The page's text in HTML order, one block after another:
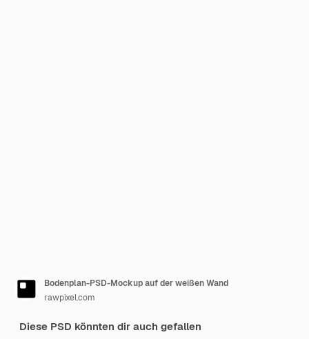
Bodenplan-PSD-Mockup auf der weißen Wand
rawpixel.com
Diese PSD könnten dir auch gefallen